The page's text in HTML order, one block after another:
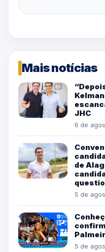
Mais notícias
JHC
6 de
de
5 de
5 de